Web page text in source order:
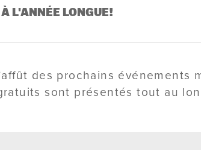
L'ANNÉE LONGUE!
des prochains
sont présentés tout au